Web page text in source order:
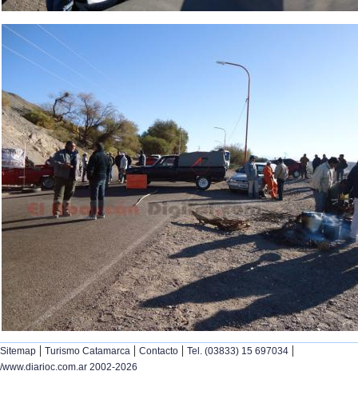
Sitemap | Turismo Catamarca | Contacto | Tel. (03833) 15 697034 |
/www.diarioc.com.ar 2002-2026